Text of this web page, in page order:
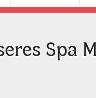
Spa